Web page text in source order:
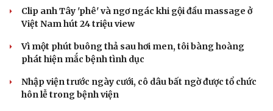
Clip anh Tây 'phê' và ngơ ngác khi gội đầu massage ở
Việt Nam hút 24 triệu view
Vì một phút buông thả sau hơi men, tôi bàng hoàng
phát hiện mắc bệnh tình dục
Nhập viện trước ngày cưới, cô dâu bất ngờ được tổ chức
hôn lễ trong bệnh viện